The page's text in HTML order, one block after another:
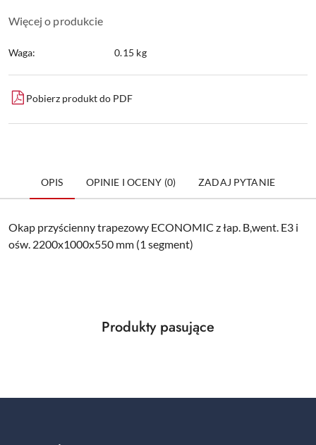
Więcej o produkcie
Waga: 0.15 kg
Pobierz produkt do PDF
OPIS OPINIE I OCENY (0) ZADAJ PYTANIE
Okap przyścienny trapezowy ECONOMIC z łap. B,went. E3 i
ośw. 2200x1000x550 mm (1 segment)
Pomiń karuzelę produktów
Produkty
Produkty pasujące